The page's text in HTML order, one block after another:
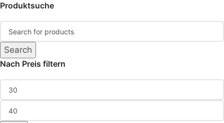
Produktsuche
Search
Nach Preis filtern